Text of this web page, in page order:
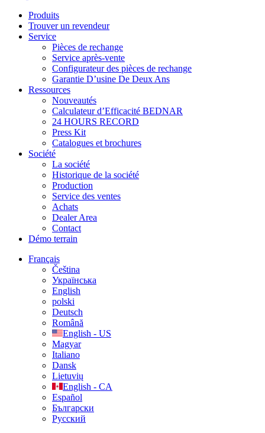
Produits
Trouver un revendeur
Service
Pièces de rechange
Service après-vente
Configurateur des pièces de rechange
Garantie D’usine De Deux Ans
Ressources
Nouveautés
Calculateur d’Efficacité BEDNAR
24 HOURS RECORD
Press Kit
Catalogues et brochures
Société
La société
Historique de la société
Production
Service des ventes
Achats
Dealer Area
Contact
Démo terrain
Français
Čeština
Українська
English
polski
Deutsch
Română
English - US
Magyar
Italiano
Dansk
Lietuvių
English - CA
Español
Български
Русский